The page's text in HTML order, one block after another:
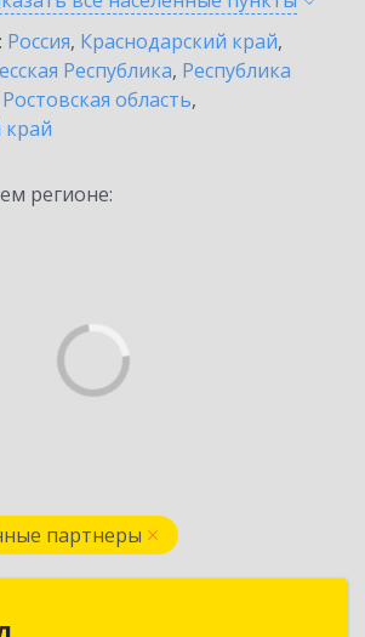
Россия, Краснодарский край,
Республика, Республика
Ростовская область,
край
регионе:
партнеры